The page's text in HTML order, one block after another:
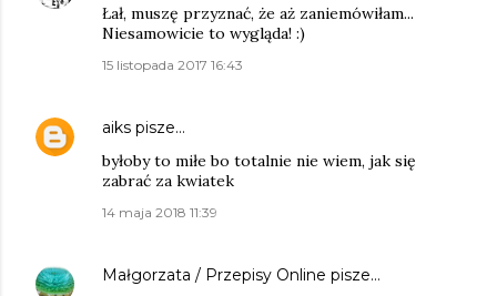
Łał, muszę przyznać, że aż zaniemówiłam...
Niesamowicie to wygląda! :)
15 listopada 2017 16:43
aiks pisze…
byłoby to miłe bo totalnie nie wiem, jak się
zabrać za kwiatek
14 maja 2018 11:39
Małgorzata / Przepisy Online pisze…